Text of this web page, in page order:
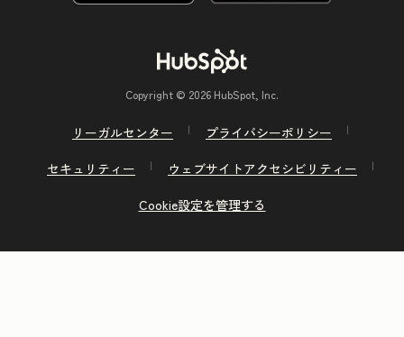
Copyright © 2026 HubSpot, Inc.
リーガルセンター
プライバシーポリシー
セキュリティー
ウェブサイトアクセシビリティー
Cookie設定を管理する